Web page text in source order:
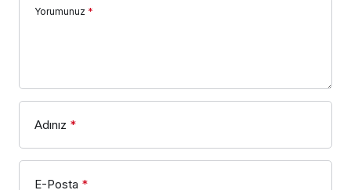
Yorumunuz *
Adınız *
E-Posta *